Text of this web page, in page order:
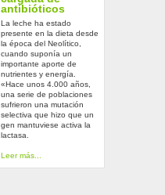
antibióticos
La leche ha estado
presente en la dieta desde
la época del Neolítico,
cuando suponía un
importante aporte de
nutrientes y energía.
«Hace unos 4.000 años,
una serie de poblaciones
sufrieron una mutación
selectiva que hizo que un
gen mantuviese activa la
lactasa.
Leer más...